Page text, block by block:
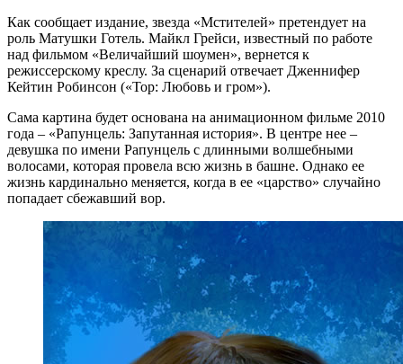
Как сообщает издание, звезда «Мстителей» претендует на
роль Матушки Готель. Майкл Грейси, известный по работе
над фильмом «Величайший шоумен», вернется к
режиссерскому креслу. За сценарий отвечает Дженнифер
Кейтин Робинсон («Тор: Любовь и гром»).
Сама картина будет основана на анимационном фильме 2010
года – «Рапунцель: Запутанная история». В центре нее –
девушка по имени Рапунцель с длинными волшебными
волосами, которая провела всю жизнь в башне. Однако ее
жизнь кардинально меняется, когда в ее «царство» случайно
попадает сбежавший вор.